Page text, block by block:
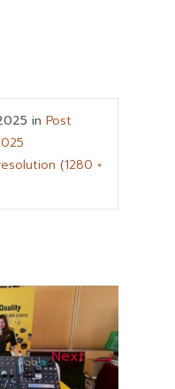
in Post
(1280 ×
Next→